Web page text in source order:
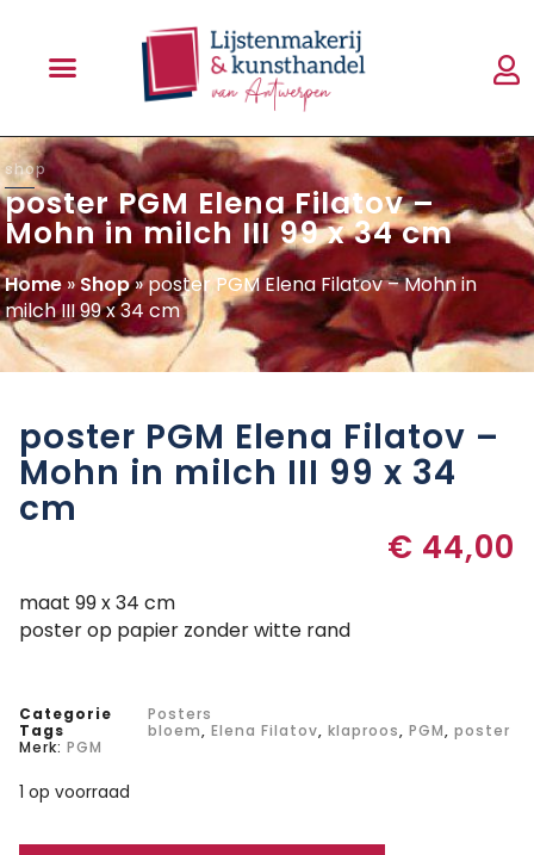
shop
poster PGM Elena Filatov –
Mohn in milch III 99 x 34 cm
Home »Shop»poster PGM Elena Filatov – Mohn in
milch III 99 x 34 cm
poster PGM Elena Filatov –
Mohn in milch III 99 x 34
cm
€ 44,00
maat 99 x 34 cm
poster op papier zonder witte rand
Categorie
Posters
Tags
bloem, Elena Filatov, klaproos, PGM, poster
Merk: PGM
1 op voorraad